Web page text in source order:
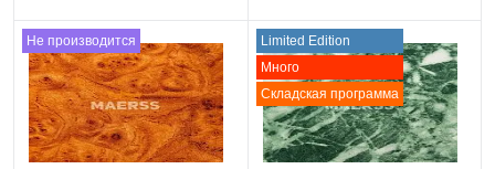
Не производится
Limited Edition
Много
Складская программа